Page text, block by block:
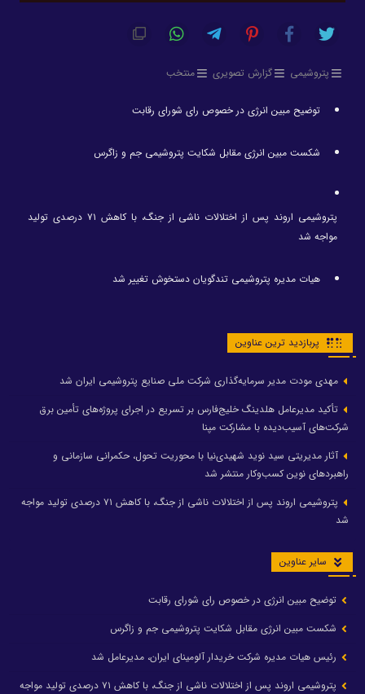
پتروشیمی گزارش تصویری منتخب
توضیح مبین انرژی در خصوص رای شورای رقابت
شکست مبین انرژی مقابل شکایت پتروشیمی جم و زاگرس
پتروشیمی اروند پس از اختلالات ناشی از جنگ، با کاهش ۷۱ درصدی تولید
مواجه شد
هیات مدیره پتروشیمی تندگویان دستخوش تغییر شد
پربازدید ترین عناوین
مهدی مودت مدیر سرمایه‌گذاری شرکت ملی صنایع پتروشیمی ایران شد
تأکید مدیرعامل هلدینگ خلیج‌فارس بر تسریع در اجرای پروژه‌های تأمین برق
شرکت‌های آسیب‌دیده با مشارکت مپنا
آثار مدیریتی سید نوید شهیدی‌نیا با محوریت تحول، حکمرانی سازمانی و
راهبردهای نوین کسب‌وکار منتشر شد
پتروشیمی اروند پس از اختلالات ناشی از جنگ، با کاهش ۷۱ درصدی تولید مواجه
شد
سایر عناوین
توضیح مبین انرژی در خصوص رای شورای رقابت
شکست مبین انرژی مقابل شکایت پتروشیمی جم و زاگرس
رئیس هیات مدیره شرکت خریدار آلومینای ایران، مدیرعامل شد
پتروشیمی اروند پس از اختلالات ناشی از جنگ، با کاهش ۷۱ درصدی تولید مواجه